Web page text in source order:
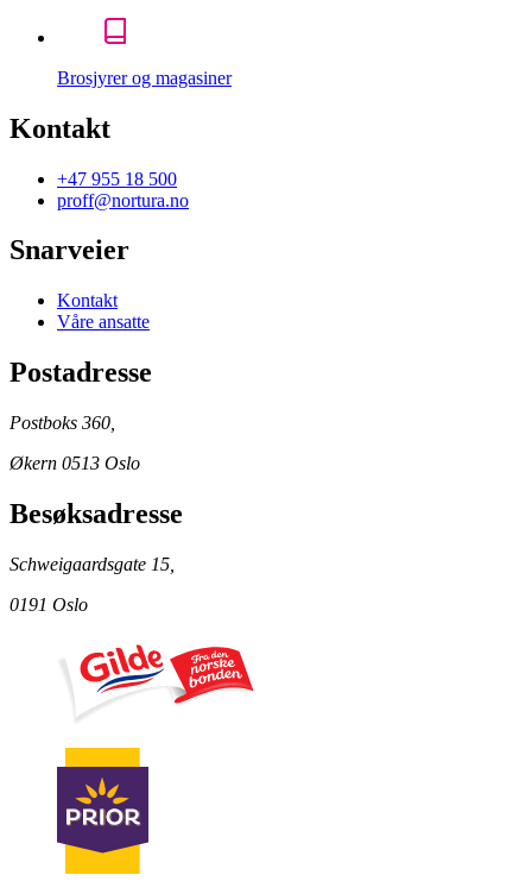
Brosjyrer og magasiner
Kontakt
+47 955 18 500
proff@nortura.no
Snarveier
Kontakt
Våre ansatte
Postadresse
Postboks 360,
Økern 0513 Oslo
Besøksadresse
Schweigaardsgate 15,
0191 Oslo